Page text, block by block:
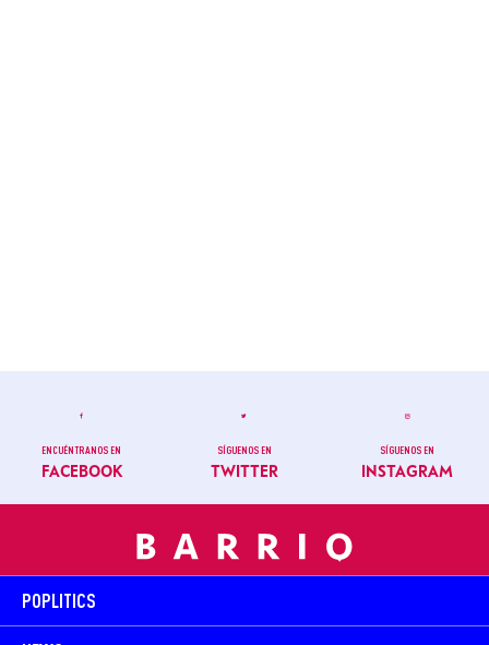
ENCUÉNTRANOS EN
FACEBOOK
SÍGUENOS EN
TWITTER
SÍGUENOS EN
INSTAGRAM
POPLITICS